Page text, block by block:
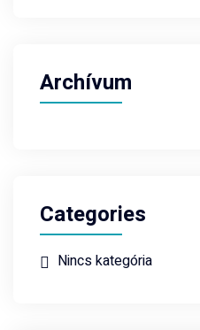
Archívum
Categories
Nincs kategória